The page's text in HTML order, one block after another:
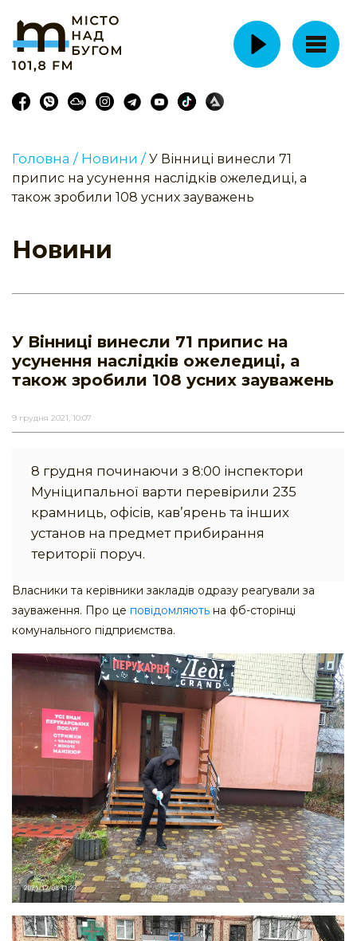
Головна / Новини / У Вінниці винесли 71
припис на усунення наслідків ожеледиці, а
також зробили 108 усних зауважень
Новини
У Вінниці винесли 71 припис на
усунення наслідків ожеледиці, а
також зробили 108 усних зауважень
9 грудня 2021, 10:07
8 грудня починаючи з 8:00 інспектори
Муніципальної варти перевірили 235
крамниць, офісів, кав’ярень та інших
установ на предмет прибирання
території поруч.
Власники та керівники закладів одразу реагували за
зауваження. Про це повідомляють на фб-сторінці
комунального підприємства.